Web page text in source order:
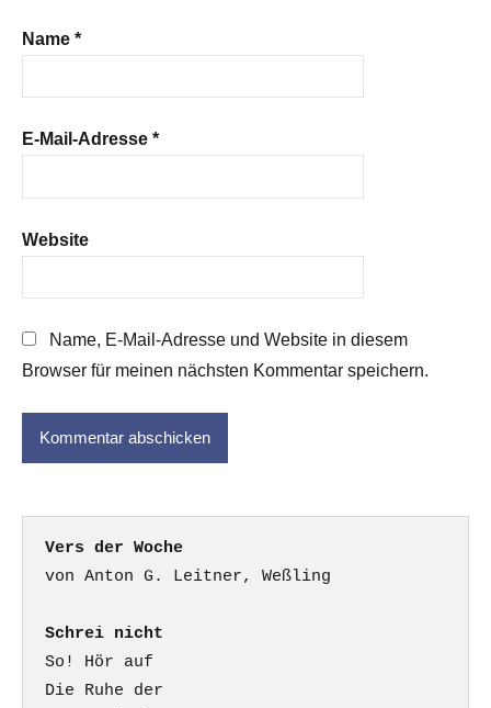
Name *
E-Mail-Adresse *
Website
Name, E-Mail-Adresse und Website in diesem
Browser für meinen nächsten Kommentar speichern.
Vers der Woche
Schrei nicht
So! Hör auf
Die Ruhe der